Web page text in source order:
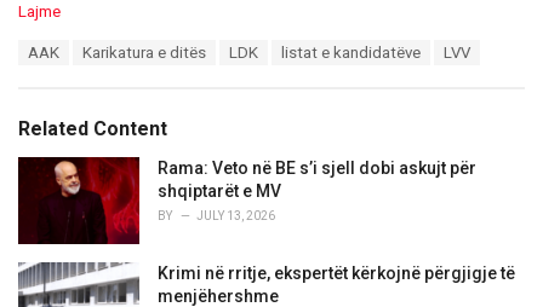
C
o
r
i
Lajme
:
AAK Karikatura e ditës LDK listat e kandidatëve LVV
Related Content
Rama: Veto në BE s’i sjell dobi askujt për
shqiptarët e MV
BY JULY 13, 2026
Krimi në rritje, ekspertët kërkojnë përgjigje të
menjëhershme